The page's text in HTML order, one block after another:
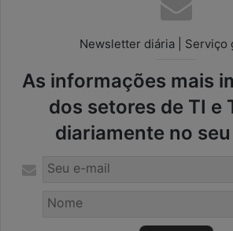
Newsletter diária | Serviço
As informações mais
dos setores de TI e
diariamente no